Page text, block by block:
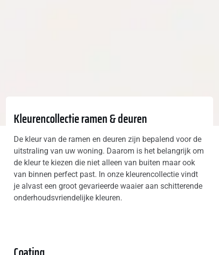
Kleurencollectie ramen & deuren
De kleur van de ramen en deuren zijn bepalend voor de
uitstraling van uw woning. Daarom is het belangrijk om
de kleur te kiezen die niet alleen van buiten maar ook
van binnen perfect past. In onze kleurencollectie vindt
je alvast een groot gevarieerde waaier aan schitterende
onderhoudsvriendelijke kleuren.